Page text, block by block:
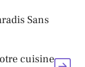
Sans
cuisine